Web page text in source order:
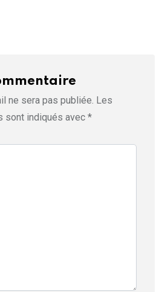
ne sera pas publiée. Les
sont indiqués avec *